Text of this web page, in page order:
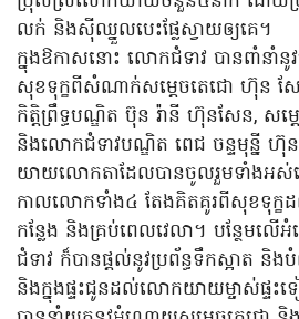
លក់ និងស៊ីឈ្នួលបេះផ្លែស្វាយឲ្យគេ។
ក្នុងឱកាសនោះ លោកជំទាវ បានពាំនាំនូ
សុខទុក្ខពីសំណាក់សម្តេចតេជោ ហ៊ុន ស
កិត្តិព្រឹទ្ធបណ្ឌិត ប៊ុន រ៉ានី ហ៊ុនសែន, ស
និងលោកជំទាវបណ្ឌិត ពេជ ចន្ទមុន្នី
យាយលោកតាដែលបានចូលរួមទាំងអស់នៅ
កាលលោកទាំង៤ តែងគិតគូរពីសុខទុក្ខដ
កន្លែង និងគ្រប់ពេលវេលា។ បន្ថែមល
ជំទាវ ក៏បានផ្តល់នូវប្រព័ន្ធទឹកស្អាត និង
និងក្នុងផ្ទះជូនដល់លោកយាយម្ចាស់ផ្ទ